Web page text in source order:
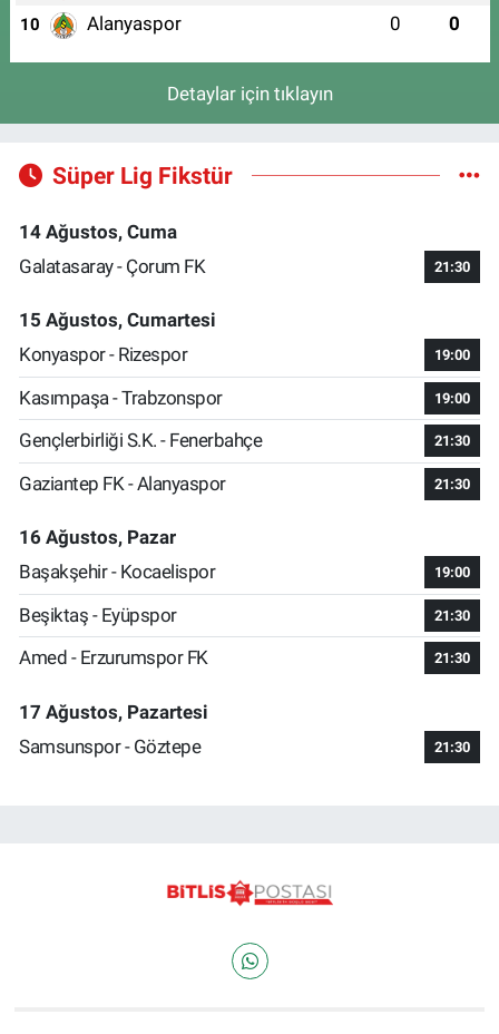
10 Alanyaspor 0 0
Detaylar için tıklayın
Süper Lig Fikstür
14 Ağustos, Cuma
Galatasaray - Çorum FK
21:30
15 Ağustos, Cumartesi
Konyaspor - Rizespor
19:00
Kasımpaşa - Trabzonspor 19:00
Gençlerbirliği S.K. - Fenerbahçe 21:30
Gaziantep FK - Alanyaspor 21:30
16 Ağustos, Pazar
Başakşehir - Kocaelispor
19:00
Beşiktaş - Eyüpspor 21:30
Amed - Erzurumspor FK 21:30
17 Ağustos, Pazartesi
Samsunspor - Göztepe
21:30